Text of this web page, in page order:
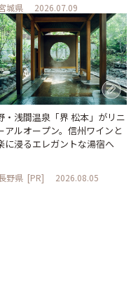
城県 2026.07.09
・浅間温泉「界 松本」がリニ
アルオープン。信州ワインと
に浸るエレガントな湯宿へ
野県 [PR] 2026.08.05